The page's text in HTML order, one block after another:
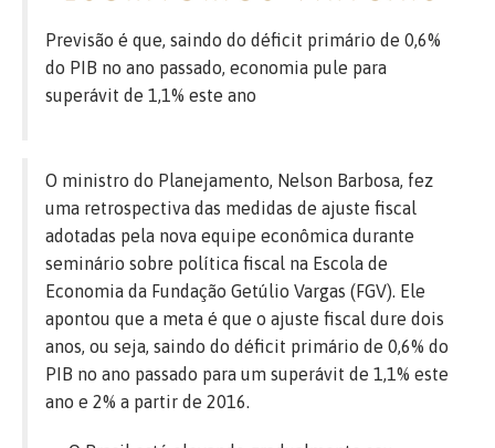
Previsão é que, saindo do déficit primário de 0,6%
do PIB no ano passado, economia pule para
superávit de 1,1% este ano
O ministro do Planejamento, Nelson Barbosa, fez
uma retrospectiva das medidas de ajuste fiscal
adotadas pela nova equipe econômica durante
seminário sobre política fiscal na Escola de
Economia da Fundação Getúlio Vargas (FGV). Ele
apontou que a meta é que o ajuste fiscal dure dois
anos, ou seja, saindo do déficit primário de 0,6% do
PIB no ano passado para um superávit de 1,1% este
ano e 2% a partir de 2016.